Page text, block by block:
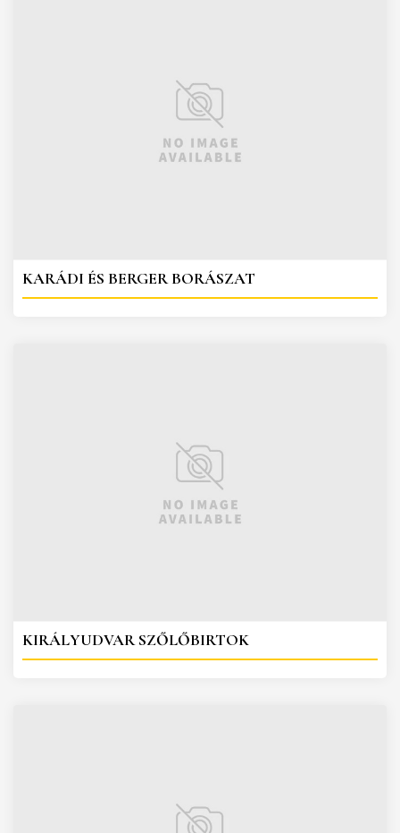
KARÁDI ÉS BERGER BORÁSZAT
KIRÁLYUDVAR SZŐLŐBIRTOK